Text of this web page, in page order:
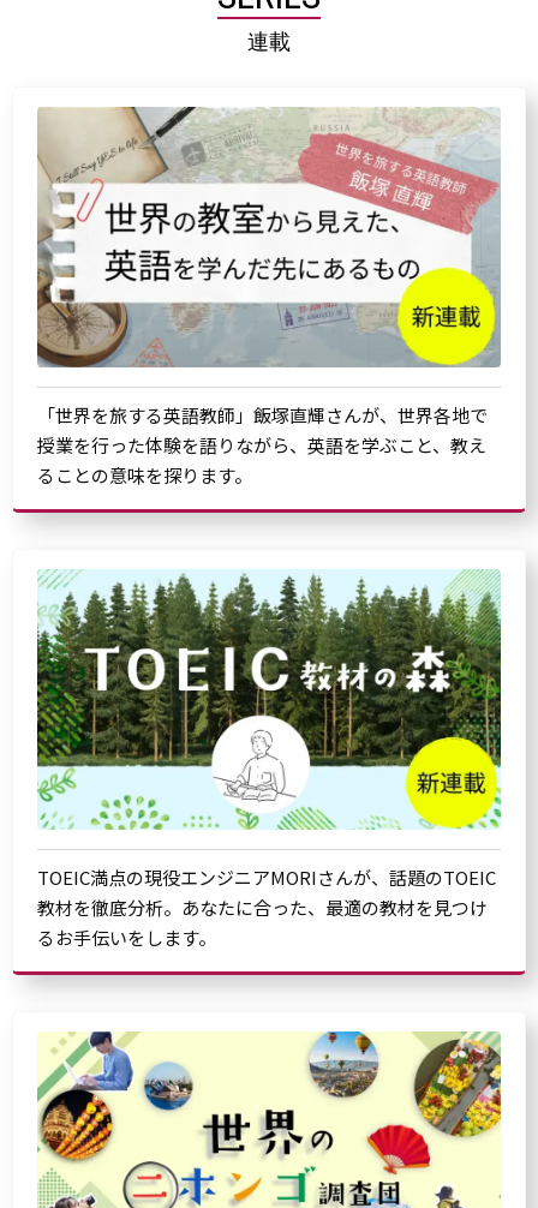
連載
「世界を旅する英語教師」飯塚直輝さんが、世界各地で
授業を行った体験を語りながら、英語を学ぶこと、教え
ることの意味を探ります。
TOEIC満点の現役エンジニアMORIさんが、話題のTOEIC
教材を徹底分析。あなたに合った、最適の教材を見つけ
るお手伝いをします。